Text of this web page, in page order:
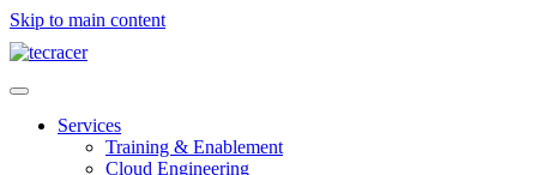
Skip to main content
Services
Training & Enablement
Cloud Engineering